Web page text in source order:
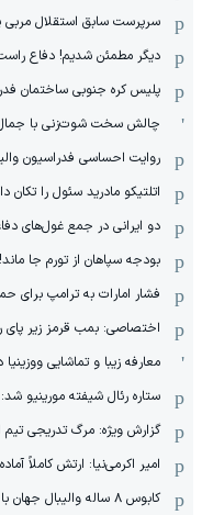
سرپرست سابق استقلال مربی
دیگر مطمئن شدیم! دفاع
پلیس کره ‌جنوبی ساختمان
چالش سخت شوت‌زنی با جمال
روایت احساسی فدراسیون
اتلتیکو مادرید سئول را تکان
دو ایرانی در جمع غول‌های
بودجه سپاهان از تورم جا ماند!
فشار امارات به ترامپ برای
اختصاصی: بمب قرمز زیر پای
معارفه زیبا و تماشایی
ستاره رئال شیفته مورینیو
گزارش ویژه: مرگ تدریجی تیم
امیر اکرمی‌نیا: ارتش کاملاً
کابوس ۸ ساله والیبال جهان با آمار دیوانه‌کننده